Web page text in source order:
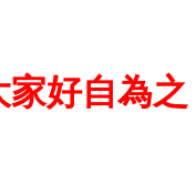
好自為